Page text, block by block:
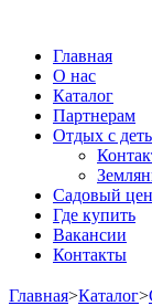
Главная
О нас
Каталог
Партнерам
Отдых с
Садовый
Где купить
Вакансии
Контакты
Главная>Каталог>